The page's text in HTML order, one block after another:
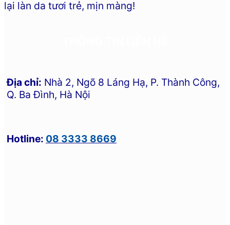
lại làn da tươi trẻ, mịn màng!
Địa chỉ: Nhà 2, Ngõ 8 Láng Hạ, P. Thành Công,
Q. Ba Đình, Hà Nội
Hotline: 08 3333 8669